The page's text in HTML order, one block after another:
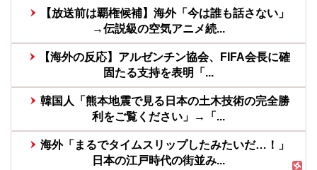
【放送前は覇権候補】海外「今は誰も話さない」
→伝説級の空気アニメ続...
【海外の反応】アルゼンチン協会、FIFA会長に確
固たる支持を表明「...
韓国人「熊本地震で見る日本の土木技術の完全勝
利をご覧ください」→「...
海外「まるでタイムスリップしたみたいだ…！」
日本の江戸時代の街並み...